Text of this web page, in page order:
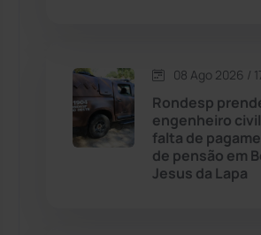
Educação
Érico Cardoso
08 Ago 2026 /
Rondesp
engenheiro
falta de
de pensão em
Jesus da Lapa